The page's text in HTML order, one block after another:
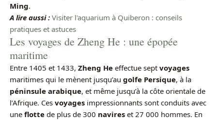
Ming.
A lire aussi : Visiter l'aquarium à Quiberon : conseils
pratiques et astuces
Les voyages de Zheng He : une épopée
maritime
Entre 1405 et 1433, Zheng He effectue sept voyages
maritimes qui le mènent jusqu’au golfe Persique, à la
péninsule arabique, et même jusqu’à la côte orientale de
l’Afrique. Ces voyages impressionnants sont conduits avec
une flotte de plus de 300 navires et 27 000 hommes. En